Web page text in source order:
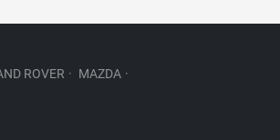
ROVER · MAZDA ·